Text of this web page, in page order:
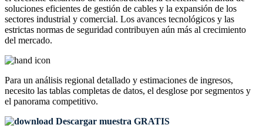
soluciones eficientes de gestión de cables y la expansión de los
sectores industrial y comercial. Los avances tecnológicos y las
estrictas normas de seguridad contribuyen aún más al crecimiento
del mercado.
Para un análisis regional detallado y estimaciones de ingresos,
necesito las tablas completas de datos, el desglose por segmentos y
el panorama competitivo.
Descargar muestra GRATIS